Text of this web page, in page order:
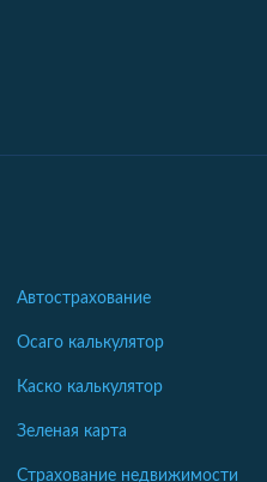
Автострахование
Осаго калькулятор
Каско калькулятор
Зеленая карта
Страхование недвижимости